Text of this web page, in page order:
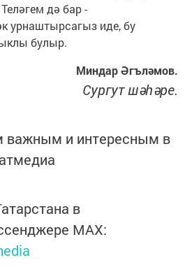
дә бар -
урнаштырсагыз иде, бу
булыр.
Миндар Әгъләмов.
Сургут шәһәре.
важным и интересным в
в
MАХ: